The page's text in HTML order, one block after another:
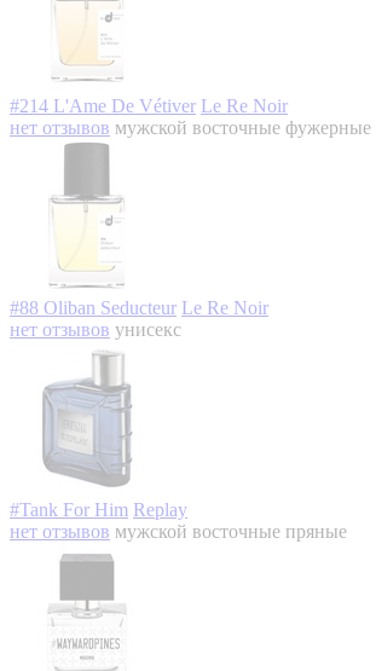
#214 L'Ame De Vétiver Le Re Noir
нет отзывов мужской восточные фужерные
#88 Oliban Seducteur Le Re Noir
нет отзывов унисекс
#Tank For Him Replay
нет отзывов мужской восточные пряные